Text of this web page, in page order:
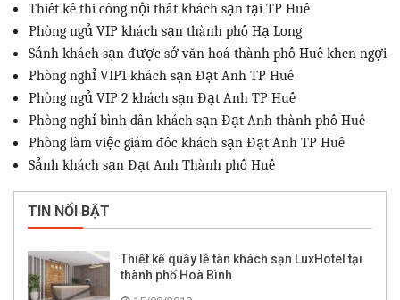
Thiết kế thi công nội thất khách sạn tại TP Huế
Phòng ngủ VIP khách sạn thành phố Hạ Long
Sảnh khách sạn được sở văn hoá thành phố Huế khen ngợi
Phòng nghỉ VIP1 khách sạn Đạt Anh TP Huế
Phòng ngủ VIP 2 khách sạn Đạt Anh TP Huế
Phòng nghỉ bình dân khách sạn Đạt Anh thành phố Huế
Phòng làm việc giám đốc khách sạn Đạt Anh TP Huế
Sảnh khách sạn Đạt Anh Thành phố Huế
TIN NỔI BẬT
Thiết kế quầy lễ tân khách sạn LuxHotel tại
thành phố Hoà Bình